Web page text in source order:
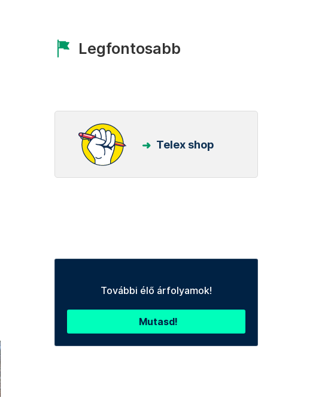
Legfontosabb
Telex shop
További élő árfolyamok!
Mutasd!